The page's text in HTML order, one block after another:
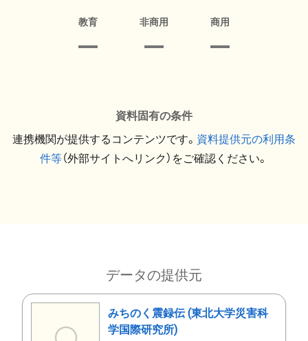
教育 非商用 商用
資料固有の条件
連携機関が提供するコンテンツです。 資料提供元の利用条
件等（外部サイトへリンク）をご確認ください。
データの提供元
みちのく震録伝 (東北大学災害科
学国際研究所)